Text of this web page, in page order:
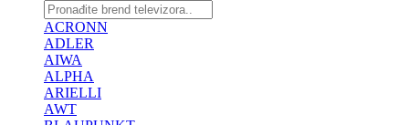
ACRONN
ADLER
AIWA
ALPHA
ARIELLI
AWT